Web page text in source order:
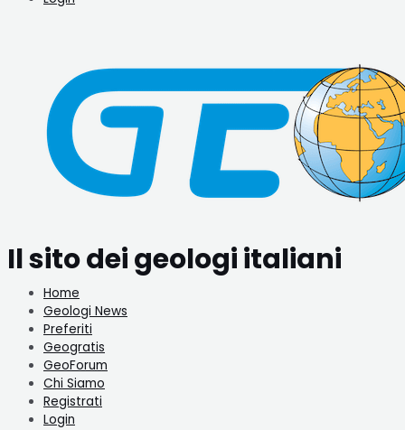
Il sito dei geologi italiani
Home
Geologi News
Preferiti
Geogratis
GeoForum
Chi Siamo
Registrati
Login